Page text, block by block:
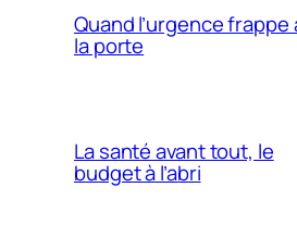
Quand l’urgence frappe
la porte
La santé avant tout, le
budget à l’abri